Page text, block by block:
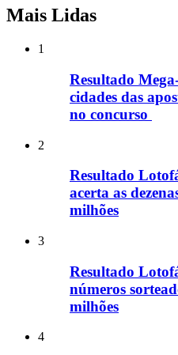
Mais Lidas
1
Resultado
cidades das
no concurso
2
Resultado
acerta as
milhões
3
Resultado
números
milhões
4